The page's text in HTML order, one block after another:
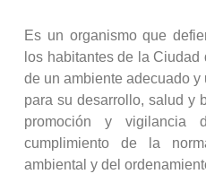
Es un organismo que
los habitantes de la Ciudad
de un ambiente adecuado y
para su desarrollo, salud y
promoción y vigilancia
cumplimiento de la
ambiental y del